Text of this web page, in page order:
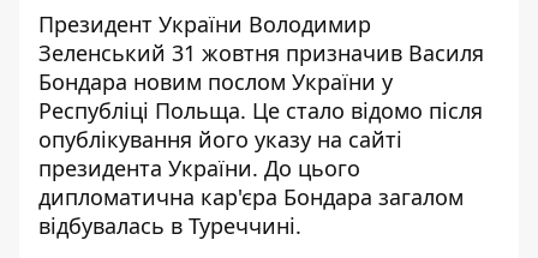
Президент України Володимир
Зеленський 31 жовтня призначив Василя
Бондара новим послом України у
Республіці Польща. Це стало відомо після
опублікування його указу на сайті
президента України. До цього
дипломатична кар'єра Бондара загалом
відбувалась в Туреччині.